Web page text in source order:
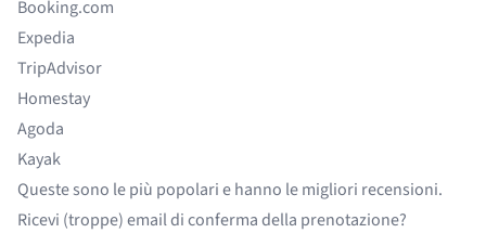
Booking.com
Expedia
TripAdvisor
Homestay
Agoda
Kayak
Queste sono le più popolari e hanno le migliori recensioni.
Ricevi (troppe) email di conferma della prenotazione?